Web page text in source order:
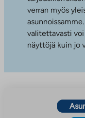
verran myös
valitettavasti voi
näyttöjä kuin jo